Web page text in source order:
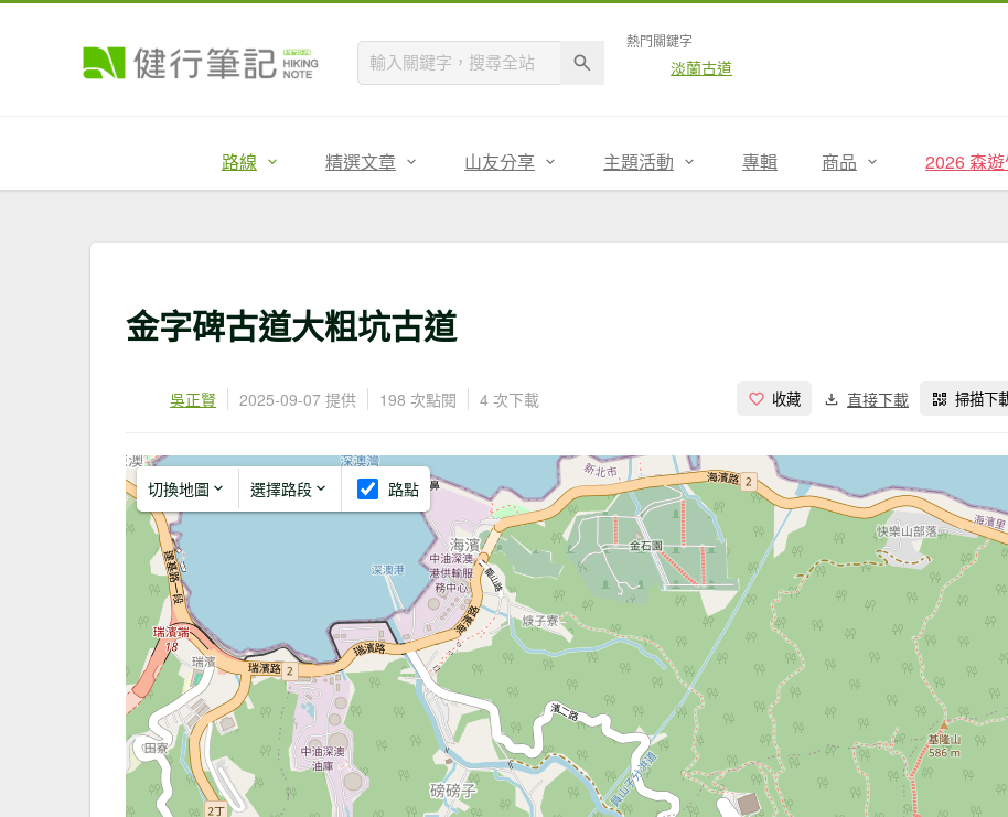
熱門關鍵字
淡蘭古道
路線 精選文章 山友分享 主題活動 專輯 商品 2026 森
金字碑古道大粗坑古道
吳正賢 2025-09-07 提供 198 次點閱 4 次下載 收藏 直接下載 掃描下
切換地圖 選擇路段 路點